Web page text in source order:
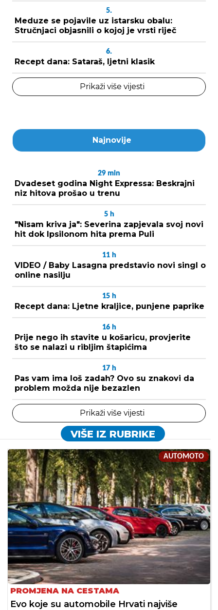
5.
Meduze se pojavile uz istarsku obalu:
Stručnjaci objasnili o kojoj je vrsti riječ
6.
Recept dana: Sataraš, ljetni klasik
Prikaži više vijesti
Najnovije
29 min
Dvadeset godina Night Expressa: Beskrajni
niz hitova prošao u trenu
5 h
"Nisam kriva ja": Severina zapjevala svoj novi
hit dok Ipsilonom hita prema Puli
11 h
VIDEO / Baby Lasagna predstavio novi singl o
online nasilju
15 h
Recept dana: Ljetne kraljice, punjene paprike
16 h
Prije nego ih stavite u košaricu, provjerite
što se nalazi u ribljim štapićima
17 h
Pas vam ima loš zadah? Ovo su znakovi da
problem možda nije bezazlen
Prikaži više vijesti
VIŠE IZ RUBRIKE
AUTOMOTO
PROMJENA NA CESTAMA
Evo koje su automobile Hrvati najviše